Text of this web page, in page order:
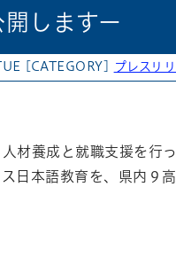
しますー
[CATEGORY] プレスリ
材養成と就職支援を行
日本語教育を、県内９